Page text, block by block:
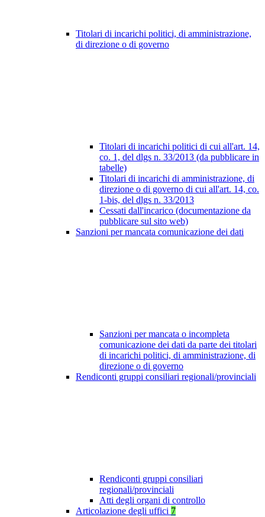
Titolari di incarichi politici, di amministrazione,
di direzione o di governo
Titolari di incarichi politici di cui all'art. 14,
co. 1, del dlgs n. 33/2013 (da pubblicare in
tabelle)
Titolari di incarichi di amministrazione, di
direzione o di governo di cui all'art. 14, co.
1-bis, del dlgs n. 33/2013
Cessati dall'incarico (documentazione da
pubblicare sul sito web)
Sanzioni per mancata comunicazione dei dati
Sanzioni per mancata o incompleta
comunicazione dei dati da parte dei titolari
di incarichi politici, di amministrazione, di
direzione o di governo
Rendiconti gruppi consiliari regionali/provinciali
Rendiconti gruppi consiliari
regionali/provinciali
Atti degli organi di controllo
Articolazione degli uffici 7